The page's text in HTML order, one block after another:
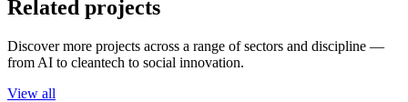
Related projects
Discover more projects across a range of sectors and discipline —
from AI to cleantech to social innovation.
View all